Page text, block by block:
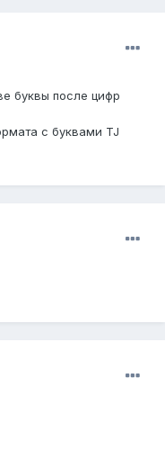
буквы после цифр
с буквами TJ